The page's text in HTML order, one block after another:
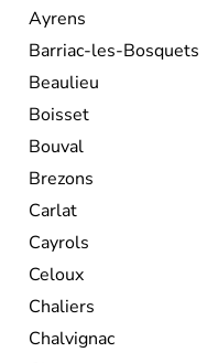
Ayrens
Barriac-les-Bosquets
Beaulieu
Boisset
Bouval
Brezons
Carlat
Cayrols
Celoux
Chaliers
Chalvignac